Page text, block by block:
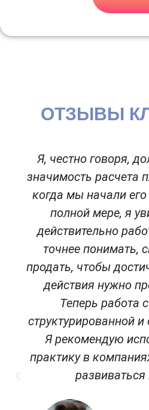
ОТЗЫВЫ
Я, честно говоря,
значимость расчета
когда мы начали
полной мере, я
действительно
точнее понимать,
продать, чтобы
действия нужно
Теперь работа
структурированной
Я рекомендую
практику в
развиваться